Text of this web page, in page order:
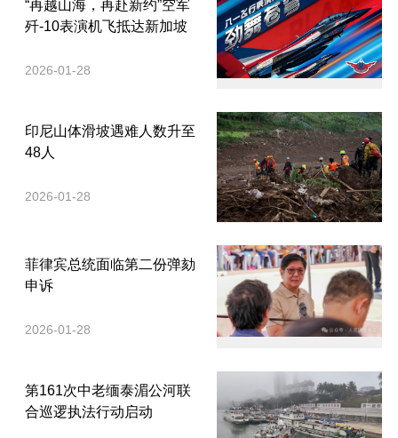
“再越山海，再赴新约”空军
歼-10表演机飞抵达新加坡
2026-01-28
印尼山体滑坡遇难人数升至
48人
2026-01-28
菲律宾总统面临第二份弹劾
申诉
2026-01-28
第161次中老缅泰湄公河联
合巡逻执法行动启动